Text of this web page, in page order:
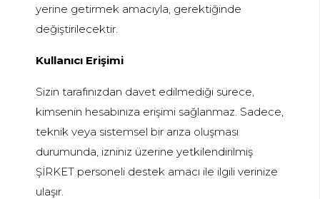
yerine getirmek amacıyla, gerektiğinde
değiştirilecektir.
Kullanıcı Erişimi
Sizin tarafınızdan davet edilmediği sürece,
kimsenin hesabınıza erişimi sağlanmaz. Sadece,
teknik veya sistemsel bir arıza oluşması
durumunda, izniniz üzerine yetkilendirilmiş
ŞİRKET personeli destek amacı ile ilgili verinize
ulaşır.